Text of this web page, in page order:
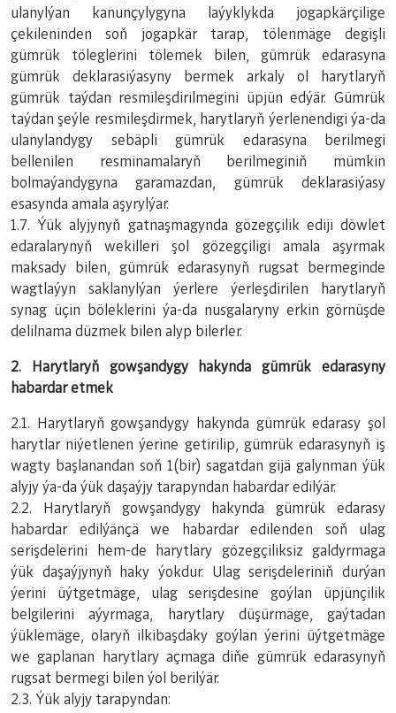
ulanylýan kanunçylygyna laýyklykda jogapkärçilige
çekileninden soň jogapkär tarap, tölenmäge degişli
gümrük töleglerini tölemek bilen, gümrük edarasyna
gümrük deklarasiýasyny bermek arkaly ol harytlaryň
gümrük taýdan resmileşdirilmegini üpjün edýär. Gümrük
taýdan şeýle resmileşdirmek, harytlaryň ýerlenendigi ýa-da
ulanylandygy sebäpli gümrük edarasyna berilmegi
bellenilen resminamalaryň berilmeginiň mümkin
bolmaýandygyna garamazdan, gümrük deklarasiýasy
esasynda amala aşyrylýar.
1.7. Ýük alyjynyň gatnaşmagynda gözegçilik ediji döwlet
edaralarynyň wekilleri şol gözegçiligi amala aşyrmak
maksady bilen, gümrük edarasynyň rugsat bermeginde
wagtlaýyn saklanylýan ýerlere ýerleşdirilen harytlaryň
synag üçin böleklerini ýa-da nusgalaryny erkin görnüşde
delilnama düzmek bilen alyp bilerler.
2. Harytlaryň gowşandygy hakynda gümrük edarasyny
habardar etmek
2.1. Harytlaryň gowşandygy hakynda gümrük edarasy şol
harytlar niýetlenen ýerine getirilip, gümrük edarasynyň iş
wagty başlanandan soň 1(bir) sagatdan gijä galynman ýük
alyjy ýa-da ýük daşaýjy tarapyndan habardar edilýär.
2.2. Harytlaryň gowşandygy hakynda gümrük edarasy
habardar edilýänçä we habardar edilenden soň ulag
serişdelerini hem-de harytlary gözegçiliksiz galdyrmaga
ýük daşaýjynyň haky ýokdur. Ulag serişdeleriniň durýan
ýerini üýtgetmäge, ulag serişdesine goýlan üpjünçilik
belgilerini aýyrmaga, harytlary düşürmäge, gaýtadan
ýüklemäge, olaryň ilkibaşdaky goýlan ýerini üýtgetmäge
we gaplanan harytlary açmaga diňe gümrük edarasynyň
rugsat bermegi bilen ýol berilýär.
2.3. Ýük alyjy tarapyndan: